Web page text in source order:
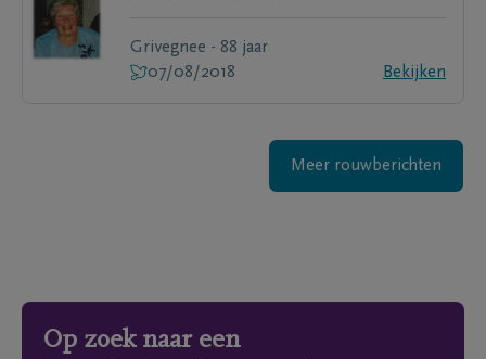
Grivegnee - 88 jaar
07/08/2018
Bekijken
Meer rouwberichten
Op zoek naar een